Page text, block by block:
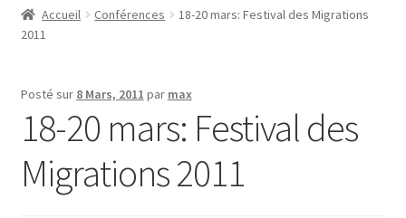
menu
ACTIVITÉS
Expand
MEMBRES DE FES-TE
LIVRE
Accueil Conférences
18-20 mars: Festival des Migrations
2011
Posté sur 8 Mars, 2011 par max
18-20 mars: Festival des
Migrations 2011